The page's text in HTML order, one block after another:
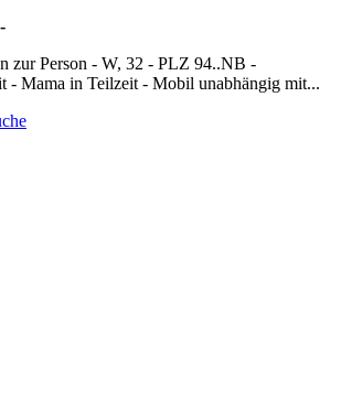
zur Person - W, 32 - PLZ 94..NB -
- Mama in Teilzeit - Mobil unabhängig mit...